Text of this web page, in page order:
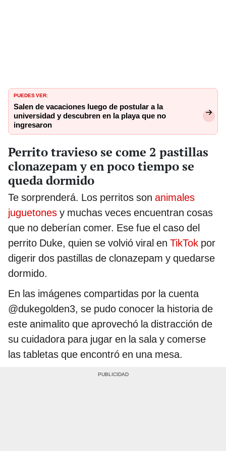
PUEDES VER:
Salen de vacaciones luego de postular a la
universidad y descubren en la playa que no
ingresaron
Perrito travieso se come 2 pastillas
clonazepam y en poco tiempo se
queda dormido
Te sorprenderá. Los perritos son animales
juguetones y muchas veces encuentran cosas
que no deberían comer. Ese fue el caso del
perrito Duke, quien se volvió viral en TikTok por
digerir dos pastillas de clonazepam y quedarse
dormido.
En las imágenes compartidas por la cuenta
@dukegolden3, se pudo conocer la historia de
este animalito que aprovechó la distracción de
su cuidadora para jugar en la sala y comerse
las tabletas que encontró en una mesa.